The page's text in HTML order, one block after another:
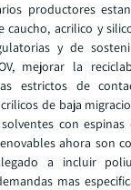
productores
caucho, acrilico y
y de
mejorar la
estrictos de
de baja
con espinas
ahora son
a incluir
mas